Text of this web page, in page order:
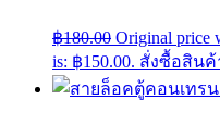
฿180.00 Original price
is: ฿150.00. สั่งซื้อสิน